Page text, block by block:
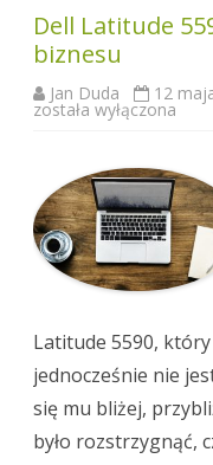
Dell Latitude
biznesu
Jan Duda 12
Dell
15
cali
dla
biznesu
została wyłączona
Latitude 5590,
jednocześnie nie
się mu bliżej,
było rozstrzygnąć,